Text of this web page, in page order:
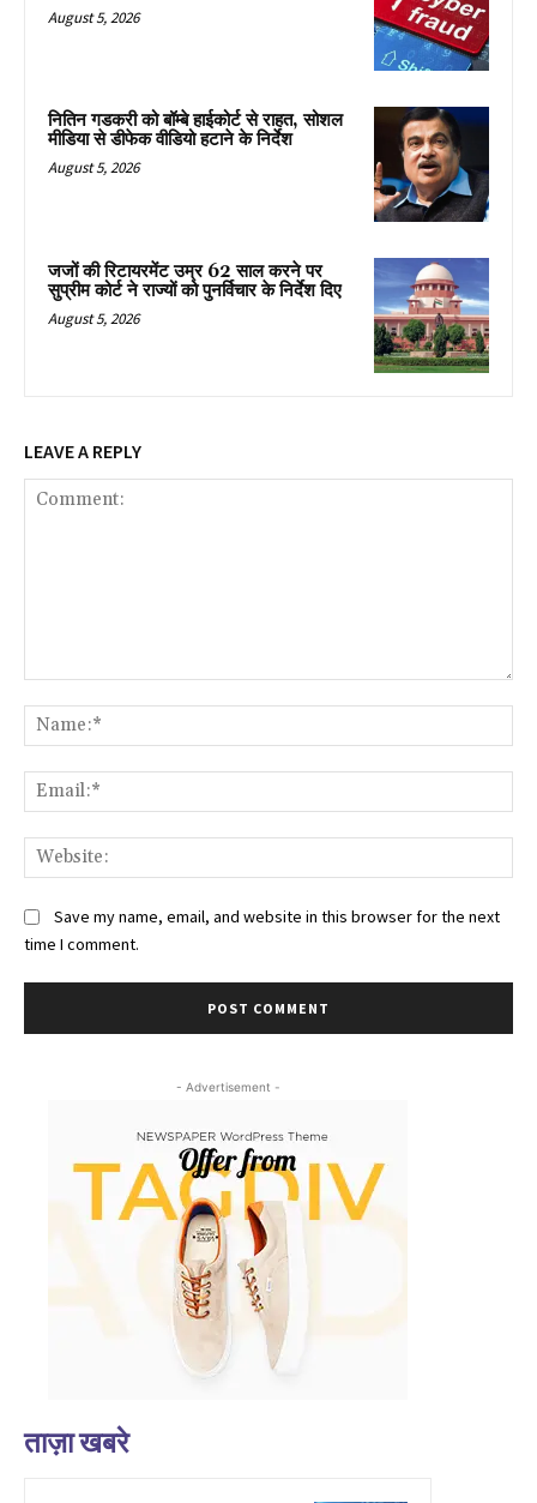
August 5, 2026
नितिन गडकरी को बॉम्बे हाईकोर्ट से राहत, सोशल
मीडिया से डीफेक वीडियो हटाने के निर्देश
August 5, 2026
जजों की रिटायरमेंट उम्र 62 साल करने पर
सुप्रीम कोर्ट ने राज्यों को पुनर्विचार के निर्देश दिए
August 5, 2026
LEAVE A REPLY
Save my name, email, and website in this browser for the next
time I comment.
- Advertisement -
ताज़ा खबरे